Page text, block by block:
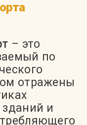
– это
по
отражены
и